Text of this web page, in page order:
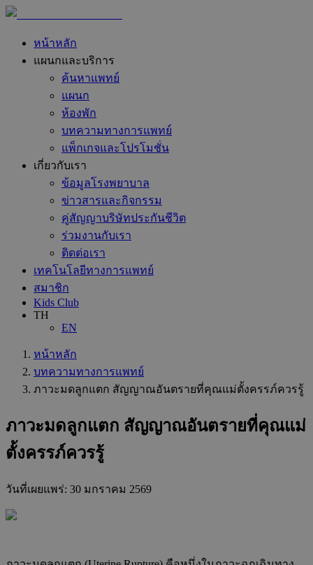
หน้าหลัก
แผนกและบริการ
ค้นหาแพทย์
แผนก
ห้องพัก
บทความทางการแพทย์
แพ็กเกจและโปรโมชั่น
เกี่ยวกับเรา
ข้อมูลโรงพยาบาล
ข่าวสารและกิจกรรม
คู่สัญญาบริษัทประกันชีวิต
ร่วมงานกับเรา
ติดต่อเรา
เทคโนโลยีทางการแพทย์
สมาชิก
Kids Club
TH
EN
หน้าหลัก
บทความทางการแพทย์
ภาวะมดลูกแตก สัญญาณอันตรายที่คุณแม่ตั้งครรภ์ควรรู้
ภาวะมดลูกแตก สัญญาณอันตรายที่คุณแม่
ตั้งครรภ์ควรรู้
วันที่เผยแพร่: 30 มกราคม 2569